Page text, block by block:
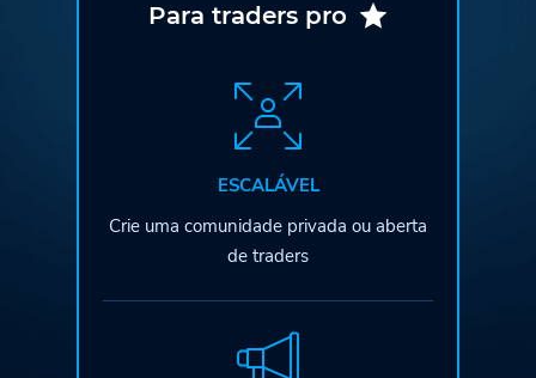
Para traders pro
ESCALÁVEL
Crie uma comunidade privada ou aberta
de traders